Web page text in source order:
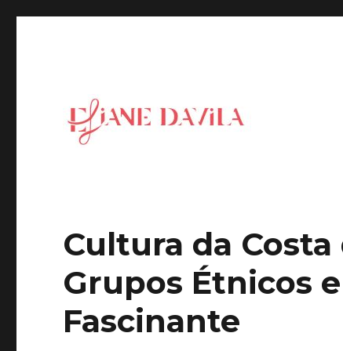
Cultura da
Grupos Étnicos
Fascinante